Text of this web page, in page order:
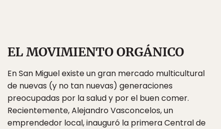
EL MOVIMIENTO ORGÁNICO
En San Miguel existe un gran mercado multicultural
de nuevas (y no tan nuevas) generaciones
preocupadas por la salud y por el buen comer.
Recientemente, Alejandro Vasconcelos, un
emprendedor local, inauguró la primera Central de